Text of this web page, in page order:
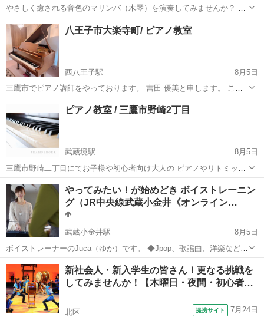
やさしく癒される音色のマリンバ（木琴）を演奏してみませんか？ ♪
マリンバの音色に癒されたい ♪ブラスバンド在籍しているけど打楽器
担当で悩んでいる学生さん ♪昔なつかしいマリンバに触れたい ♪脳ト
レ...
東京 品川区 大井町駅 その他 マリンバ
八王子市大楽寺町/ ピアノ教室
西八王子駅
8月5日
三鷹市でピアノ講師をやっております。 吉田 優美と申します。 この
度、八王子市大楽寺町校での レッスン生徒さんを募集中です。 体験レ
ッスン受け付けております。 開校スケジュールは 日曜日 9:00-14:00
その...
八王子市 西八王子駅 ピアノ レッスン
ピアノ教室 / 三鷹市野崎2丁目
武蔵境駅
8月5日
三鷹市野崎二丁目にてお子様や初心者向け大人の ピアノやリトミック
ソルフェージュ、楽典基礎の 音楽教室を開いております。 講師の吉田
優美と申します。 生徒さんを募集しております。 体験レッスン受付中
です。 只今の空き...
東京 三鷹市 武蔵境駅 音楽 音楽教室
やってみたい！が始めどき ボイストレーニン
グ（JR中央線武蔵小金井《オンライン…
武蔵小金井駅
8月5日
ボイストレーナーのJuca（ゆか）です。 ◆Jpop、歌謡曲、洋楽など
様々なジャンルに対応（※クラシック、声楽以外） ◆レッスンは楽し
くわかりやすく、個々人の目的や状況に合ったものとなることをモッ
トーにしています。 ◆Ju...
東京 小金井市 武蔵小金井駅 ボーカル レッスン
新社会人・新入学生の皆さん！更なる挑戦を
してみませんか！【木曜日・夜間・初心者…
北区 提携サイト 7月24日